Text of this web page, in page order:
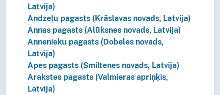
Latvija)
Andzeļu pagasts (Krāslavas novads, Latvija)
Annas pagasts (Alūksnes novads, Latvija)
Annenieku pagasts (Dobeles novads,
Latvija)
Apes pagasts (Smiltenes novads, Latvija)
Arakstes pagasts (Valmieras apriņķis,
Latvija)